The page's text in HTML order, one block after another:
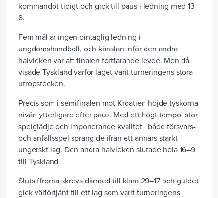
kommandot tidigt och gick till paus i ledning med 13–
8.
Fem mål är ingen ointaglig ledning i
ungdomshandboll, och känslan inför den andra
halvleken var att finalen fortfarande levde. Men då
visade Tyskland varför laget varit turneringens stora
utropstecken.
Precis som i semifinalen mot Kroatien höjde tyskorna
nivån ytterligare efter paus. Med ett högt tempo, stor
spelglädje och imponerande kvalitet i både försvars-
och anfallsspel sprang de ifrån ett annars starkt
ungerskt lag. Den andra halvleken slutade hela 16–9
till Tyskland.
Slutsiffrorna skrevs därmed till klara 29–17 och guldet
gick välförtjänt till ett lag som varit turneringens